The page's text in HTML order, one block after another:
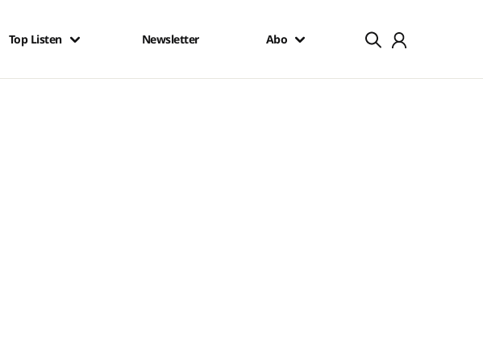
Top Listen Newsletter Abo